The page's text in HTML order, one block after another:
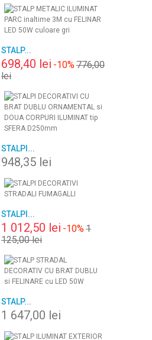
STALP...
698,40 lei -10%776,00
lei
STALPI...
948,35 lei
STALPI...
1 012,50 lei -10%1
125,00 lei
STALP...
1 647,00 lei